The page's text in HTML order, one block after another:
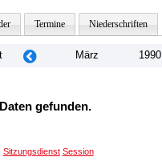
Termine Niederschriften
März 1990
gefunden.
Sitzungsdienst Session